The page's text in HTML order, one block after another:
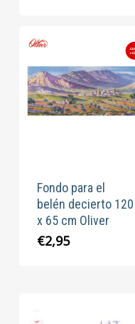
Fondo para el
belén decierto 120
x 65 cm Oliver
€2,95